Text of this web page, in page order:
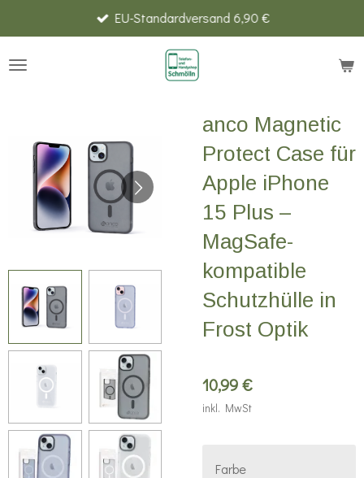
Hauptinhalt
springen
EU-Standardversand 6,90 €
anco Magnetic
Protect Case für
Apple iPhone
15 Plus –
MagSafe-
kompatible
Schutzhülle in
Frost Optik
10,99 €
inkl. MwSt
Farbe